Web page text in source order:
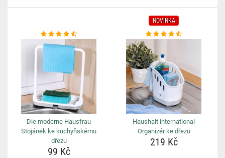
Die moderne Hausfrau
Stojánek ke kuchyňskému
dřezu
99 Kč
NOVINKA
Haushalt international
Organizér ke dřezu
219 Kč